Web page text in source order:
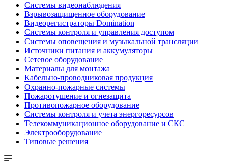
Системы видеонаблюдения
Взрывозащищенное оборудование
Видеорегистраторы Domination
Системы контроля и управления доступом
Системы оповещения и музыкальной трансляции
Источники питания и аккумуляторы
Сетевое оборудование
Материалы для монтажа
Кабельно-проводниковая продукция
Охранно-пожарные системы
Пожаротушение и огнезащита
Противопожарное оборудование
Системы контроля и учета энергоресурсов
Телекоммуникационное оборудование и СКС
Электрооборудование
Типовые решения